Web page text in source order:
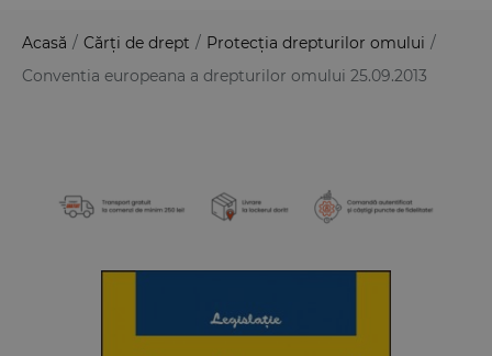
Acasă / Cărți de drept / Protecția drepturilor omului /
Conventia europeana a drepturilor omului 25.09.2013